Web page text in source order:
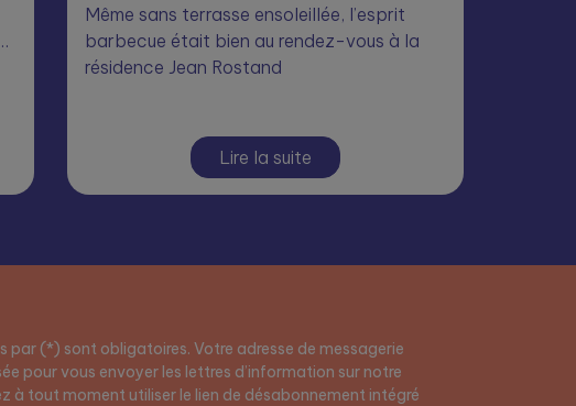
Même sans terrasse ensoleillée, l’esprit
barbecue était bien au rendez-vous à la
résidence Jean Rostand
Lire la suite
par (*) sont obligatoires. Votre adresse de messagerie
pour vous envoyer les lettres d’information sur notre
à tout moment utiliser le lien de désabonnement intégré